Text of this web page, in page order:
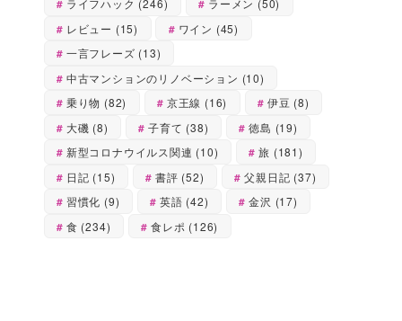
ライフハック (246) ラーメン (50)
レビュー (15) ワイン (45)
一言フレーズ (13)
中古マンションのリノベーション (10)
乗り物 (82) 京王線 (16) 伊豆 (8)
大磯 (8) 子育て (38) 徳島 (19)
新型コロナウイルス関連 (10) 旅 (181)
日記 (15) 書評 (52) 父親日記 (37)
習慣化 (9) 英語 (42) 金沢 (17)
食 (234) 食レポ (126)